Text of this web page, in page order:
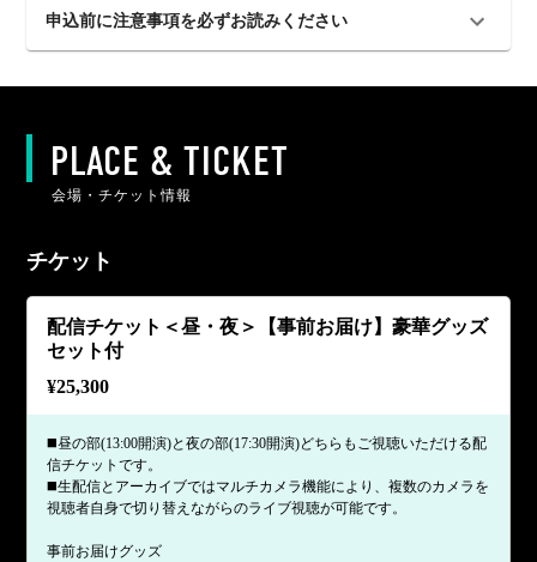
申込前に注意事項を必ずお読みください
PLACE & TICKET
会場・チケット情報
チケット
配信チケット＜昼・夜＞【事前お届け】豪華グッズ
セット付
¥25,300
◼️昼の部(13:00開演)と夜の部(17:30開演)どちらもご視聴いただける配
信チケットです。
◼️生配信とアーカイブではマルチカメラ機能により、複数のカメラを
視聴者自身で切り替えながらのライブ視聴が可能です。
事前お届けグッズ